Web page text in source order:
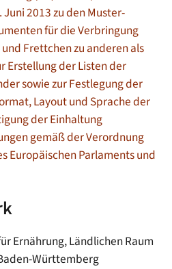
2013 zu den Muster-
für die Verbringung
Frettchen zu anderen als
Erstellung der Listen der
sowie zur Festlegung der
Layout und Sprache der
der Einhaltung
gemäß der Verordnung
Europäischen Parlaments und
Ernährung, Ländlichen Raum
Württemberg